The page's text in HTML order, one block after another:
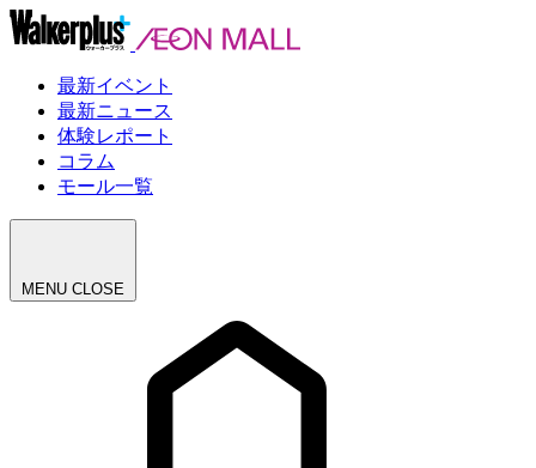
最新イベント
最新ニュース
体験レポート
コラム
モール一覧
MENU CLOSE